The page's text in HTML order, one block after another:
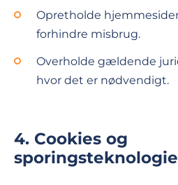
Opretholde
forhindre misbrug.
Overholde gældende
hvor det er nødvendigt.
4. Cookies og